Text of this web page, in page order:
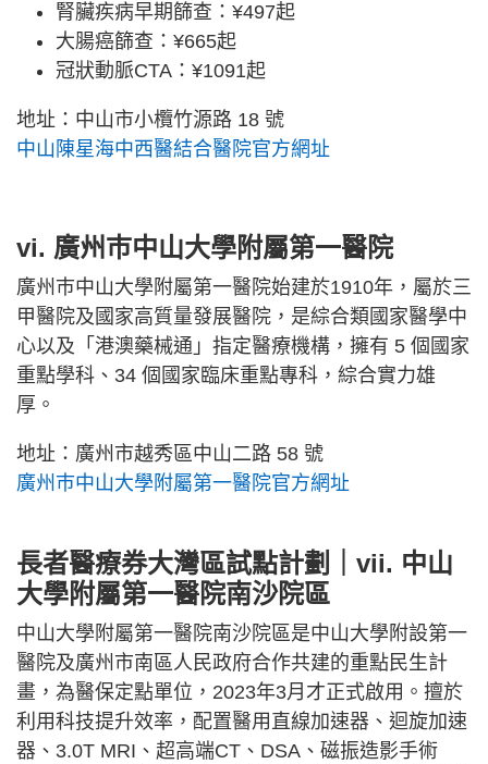
腎臟疾病早期篩查：¥497起
大腸癌篩查：¥665起
冠狀動脈CTA：¥1091起
地址：中山市小欖竹源路 18 號
中山陳星海中西醫結合醫院官方網址
vi. 廣州巿中山大學附屬第一醫院
廣州巿中山大學附屬第一醫院始建於1910年，屬於三
甲醫院及國家高質量發展醫院，是綜合類國家醫學中
心以及「港澳藥械通」指定醫療機構，擁有 5 個國家
重點學科、34 個國家臨床重點專科，綜合實力雄
厚。
地址：廣州市越秀區中山二路 58 號
廣州巿中山大學附屬第一醫院官方網址
長者醫療券大灣區試點計劃｜vii. 中山
大學附屬第一醫院南沙院區
中山大學附屬第一醫院南沙院區是中山大學附設第一
醫院及廣州市南區人民政府合作共建的重點民生計
畫，為醫保定點單位，2023年3月才正式啟用。擅於
利用科技提升效率，配置醫用直線加速器、迴旋加速
器、3.0T MRI、超高端CT、DSA、磁振造影手術